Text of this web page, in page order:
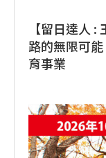
【留日達人
路的無限可
育事業